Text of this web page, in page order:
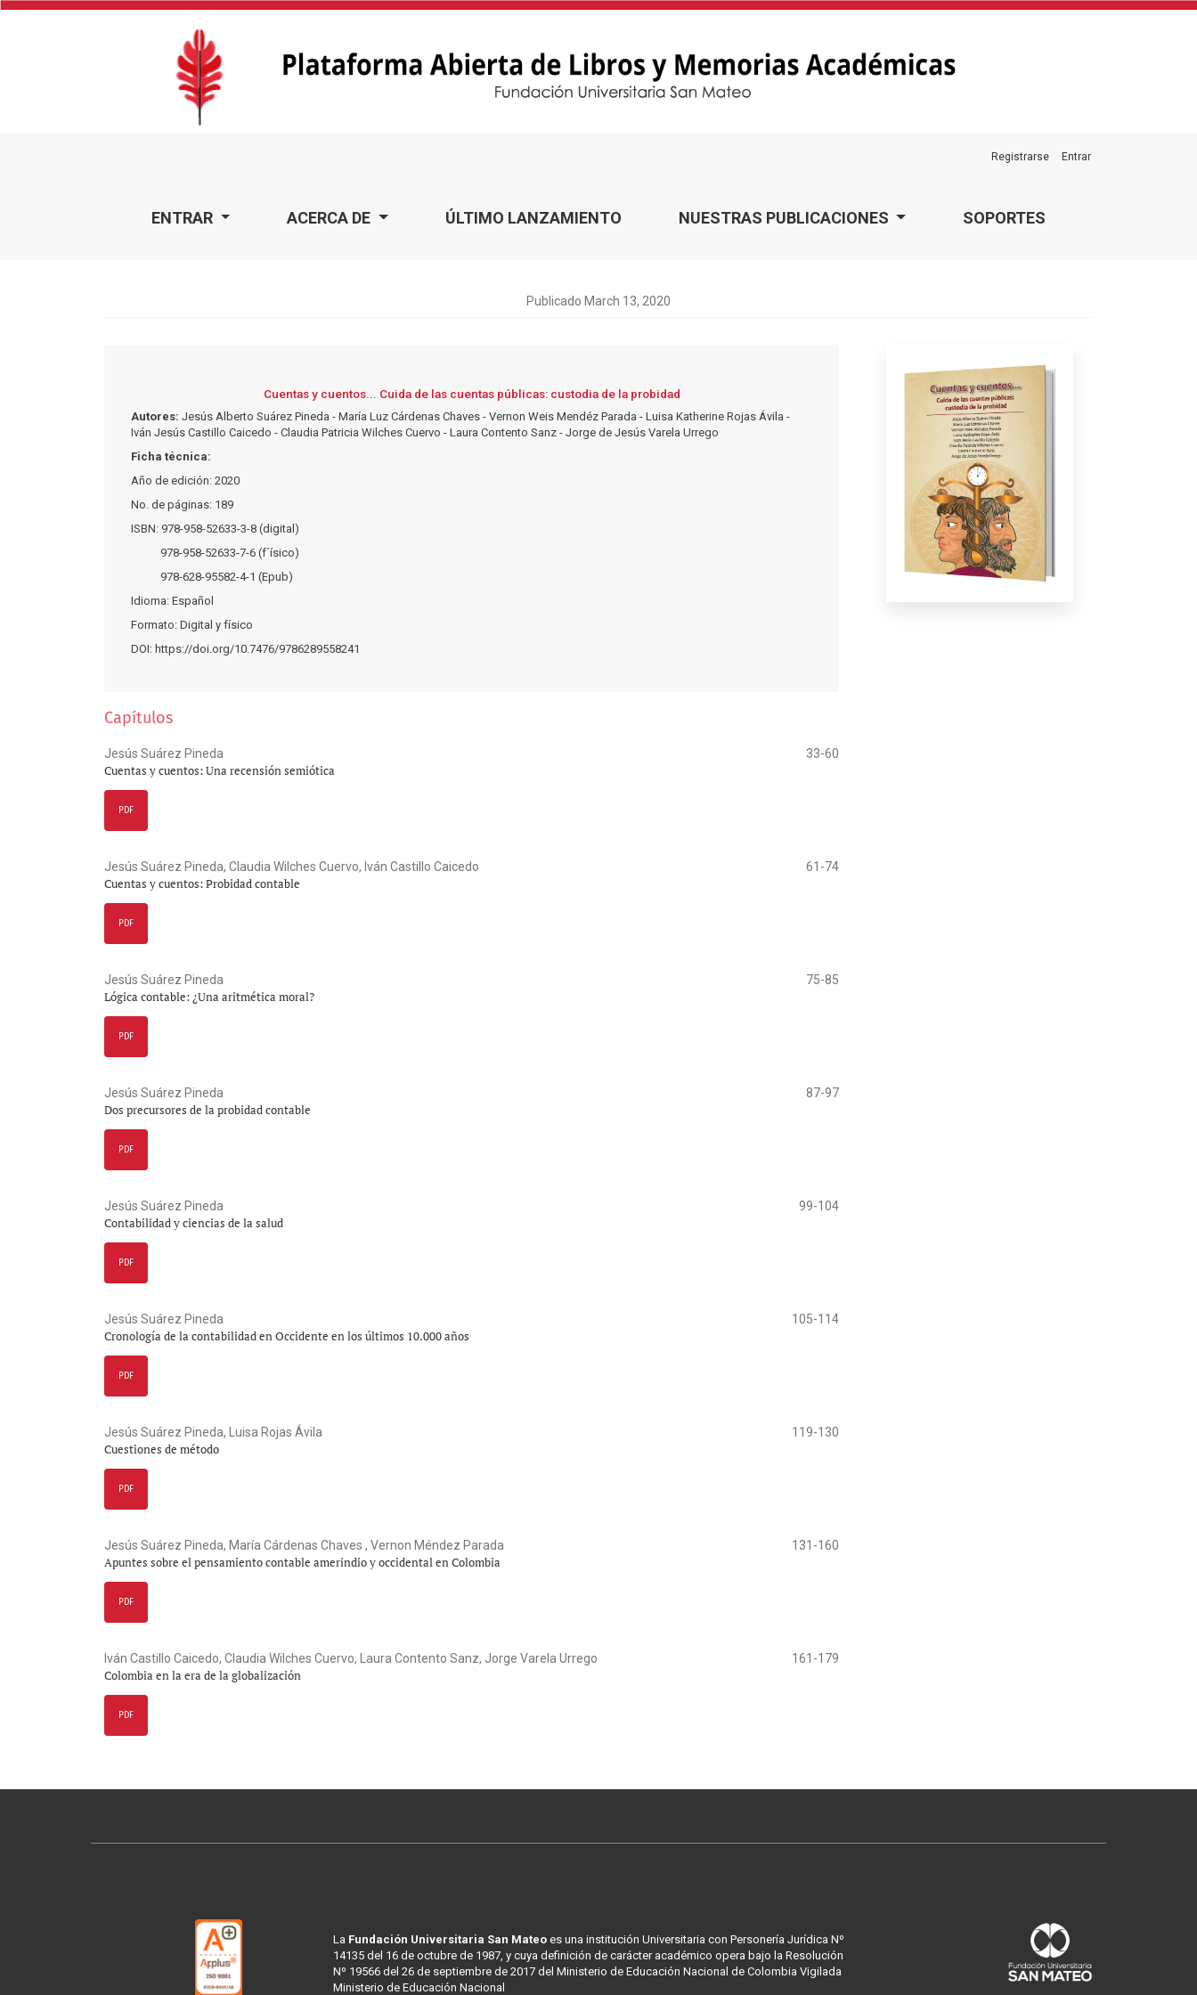
ENTRAR ACERCA DE ÚLTIMO LANZAMIENTO NUESTRAS PUBLICACIONES SOPORTES
Registrarse Entrar
Publicado March 13, 2020
Cuentas y cuentos... Cuida de las cuentas públicas: custodia de la probidad
Autores: Jesús Alberto Suárez Pineda - María Luz Cárdenas Chaves - Vernon Weis Mendéz Parada - Luisa Katherine Rojas Ávila -
Iván Jesús Castillo Caicedo - Claudia Patricia Wilches Cuervo - Laura Contento Sanz - Jorge de Jesús Varela Urrego
Ficha técnica:
Año de edición: 2020
No. de páginas: 189
ISBN: 978-958-52633-3-8 (digital)
978-958-52633-7-6 (f´ísico)
978-628-95582-4-1 (Epub)
Idioma: Español
Formato: Digital y físico
DOI: https://doi.org/10.7476/9786289558241
Capítulos
Jesús Suárez Pineda 33-60
Cuentas y cuentos: Una recensión semiótica
PDF
Jesús Suárez Pineda, Claudia Wilches Cuervo, Iván Castillo Caicedo 61-74
Cuentas y cuentos: Probidad contable
PDF
Jesús Suárez Pineda 75-85
Lógica contable: ¿Una aritmética moral?
PDF
Jesús Suárez Pineda 87-97
Dos precursores de la probidad contable
PDF
Jesús Suárez Pineda 99-104
Contabilidad y ciencias de la salud
PDF
Jesús Suárez Pineda 105-114
Cronología de la contabilidad en Occidente en los últimos 10.000 años
PDF
Jesús Suárez Pineda, Luisa Rojas Ávila 119-130
Cuestiones de método
PDF
Jesús Suárez Pineda, María Cárdenas Chaves , Vernon Méndez Parada 131-160
Apuntes sobre el pensamiento contable amerindio y occidental en Colombia
PDF
Iván Castillo Caicedo, Claudia Wilches Cuervo, Laura Contento Sanz, Jorge Varela Urrego 161-179
Colombia en la era de la globalización
PDF
La Fundación Universitaria San Mateo es una institución Universitaria con Personería Jurídica Nº
14135 del 16 de octubre de 1987, y cuya definición de carácter académico opera bajo la Resolución
Nº 19566 del 26 de septiembre de 2017 del Ministerio de Educación Nacional de Colombia Vigilada
Ministerio de Educación Nacional